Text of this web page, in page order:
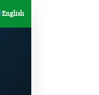
English